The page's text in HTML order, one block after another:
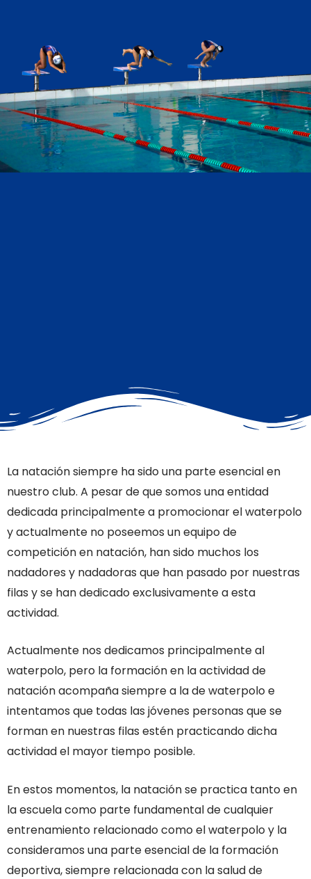
La natación siempre ha sido una parte esencial en
nuestro club. A pesar de que somos una entidad
dedicada principalmente a promocionar el waterpolo
y actualmente no poseemos un equipo de
competición en natación, han sido muchos los
nadadores y nadadoras que han pasado por nuestras
filas y se han dedicado exclusivamente a esta
actividad.
Actualmente nos dedicamos principalmente al
waterpolo, pero la formación en la actividad de
natación acompaña siempre a la de waterpolo e
intentamos que todas las jóvenes personas que se
forman en nuestras filas estén practicando dicha
actividad el mayor tiempo posible.
En estos momentos, la natación se practica tanto en
la escuela como parte fundamental de cualquier
entrenamiento relacionado como el waterpolo y la
consideramos una parte esencial de la formación
deportiva, siempre relacionada con la salud de